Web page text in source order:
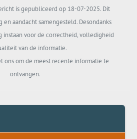
is gepubliceerd op 18-07-2025. Dit
aandacht samengesteld. Desondanks
voor de correctheid, volledigheid
van de informatie.
ons om de meest recente informatie te
ontvangen.